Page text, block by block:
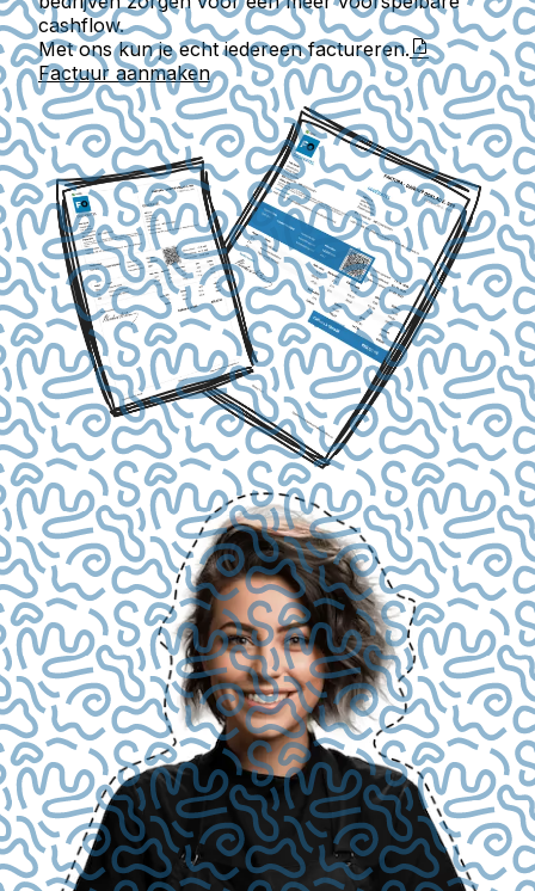
cashflow.
Met ons kun je echt iedereen factureren.
Factuur aanmaken